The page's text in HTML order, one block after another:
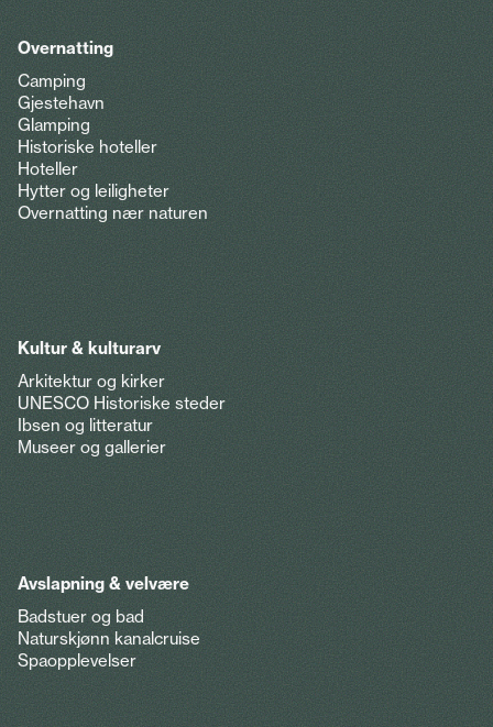
Overnatting
Camping
Gjestehavn
Glamping
Historiske hoteller
Hoteller
Hytter og leiligheter
Overnatting nær naturen
Kultur & kulturarv
Arkitektur og kirker
UNESCO Historiske steder
Ibsen og litteratur
Museer og gallerier
Avslapning & velvære
Badstuer og bad
Naturskjønn kanalcruise
Spaopplevelser